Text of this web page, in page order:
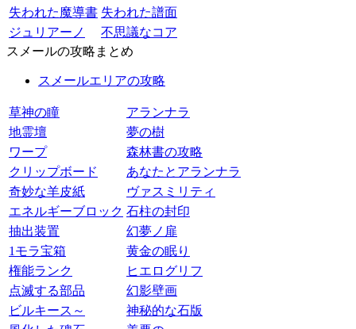
失われた魔導書 失われた譜面
ジュリアーノ
不思議なコア
スメールの攻略まとめ
スメールエリアの攻略
草神の瞳
アランナラ
地霊壇
夢の樹
ワープ
森林書の攻略
クリップボード
あなたとアランナラ
奇妙な羊皮紙
ヴァスミリティ
エネルギーブロック 石柱の封印
抽出装置
幻夢ノ扉
1モラ宝箱
黄金の眠り
権能ランク
ヒエログリフ
点滅する部品
幻影壁画
ビルキース～
神秘的な石版